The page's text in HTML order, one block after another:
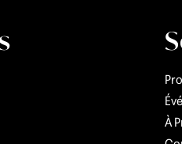
À